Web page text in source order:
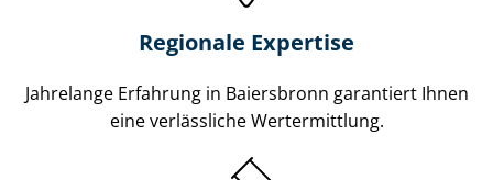
Regionale Expertise
Jahrelange Erfahrung in Baiersbronn garantiert Ihnen
eine verlässliche Wertermittlung.